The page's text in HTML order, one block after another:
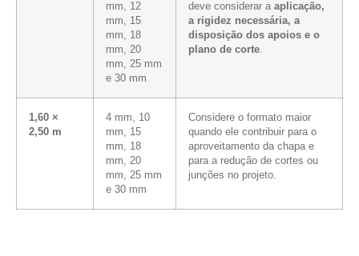
mm, 12
mm, 15
mm, 18
mm, 20
mm, 25 mm
e 30 mm
deve considerar a aplicação,
a rigidez necessária, a
disposição dos apoios e o
plano de corte.
1,60 ×
2,50 m
4 mm, 10
mm, 15
mm, 18
mm, 20
mm, 25 mm
e 30 mm
Considere o formato maior
quando ele contribuir para o
aproveitamento da chapa e
para a redução de cortes ou
junções no projeto.